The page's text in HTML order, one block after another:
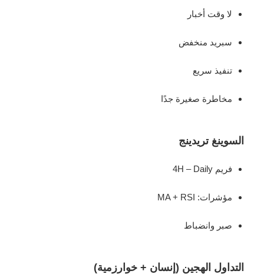
لا وقت أخبار
سبريد منخفض
تنفيذ سريع
مخاطرة صغيرة جدًا
السوينغ تريدينج
فريم 4H – Daily
مؤشرات: MA + RSI
صبر وانضباط
التداول الهجين (إنسان + خوارزمية)